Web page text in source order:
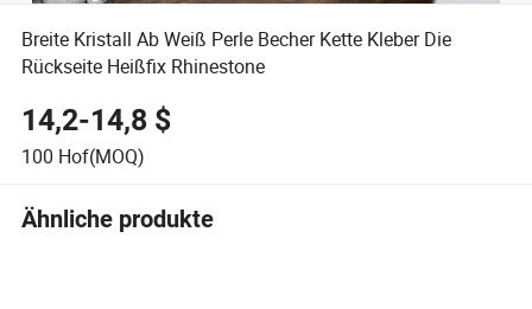
Breite Kristall Ab Weiß Perle Becher Kette Kleber Die
Rückseite Heißfix Rhinestone
14,2-14,8 $
100 Hof(MOQ)
Ähnliche produkte